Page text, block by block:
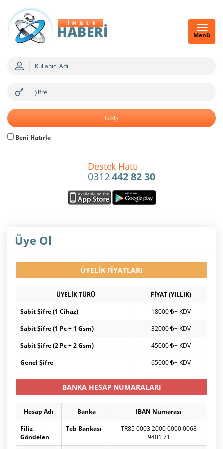
Menü
Beni Hatırla
Destek Hattı
0312442 82 30
Üye Ol
ÜYELİK FİYATLARI
ÜYELİK TÜRÜ
FİYAT (YILLIK)
Sabit Şifre (1 Cihaz)
18000 + KDV
Sabit Şifre (1 Pc + 1 Gsm)
32000 + KDV
Sabit Şifre (2 Pc + 2 Gsm)
45000 + KDV
Genel Şifre
65000 + KDV
BANKA HESAP NUMARALARI
Hesap Adı Banka
IBAN Numarası
Filiz
Göndelen
Teb Bankası
TR85 0003 2000 0000 0068
9401 71